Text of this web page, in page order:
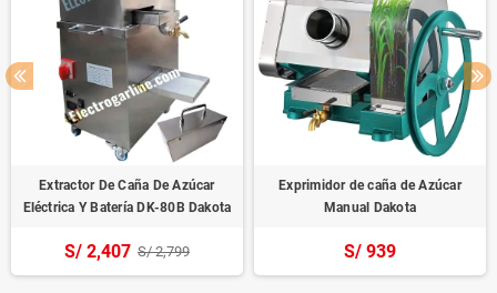
Extractor De Caña De Azúcar
Eléctrica Y Batería DK-80B Dakota
S/ 2,407 S/ 2,799
Exprimidor de caña de Azúcar
Manual Dakota
S/ 939